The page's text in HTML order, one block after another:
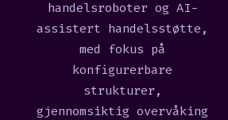
handelsroboter og AI-
assistert handelsstøtte,
med fokus på
konfigurerbare
strukturer,
gjennomsiktig overvåking